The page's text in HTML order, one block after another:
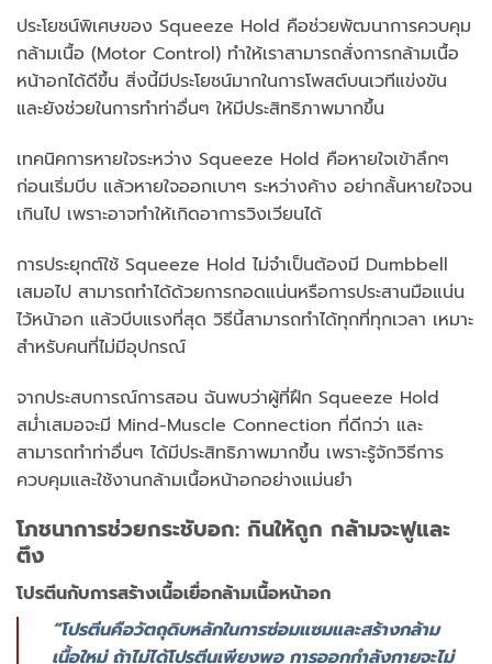
ประโยชน์พิเศษของ Squeeze Hold คือช่วยพัฒนาการควบคุม
กล้ามเนื้อ (Motor Control) ทำให้เราสามารถสั่งการกล้ามเนื้อ
หน้าอกได้ดีขึ้น สิ่งนี้มีประโยชน์มากในการโพสต์บนเวทีแข่งขัน
และยังช่วยในการทำท่าอื่นๆ ให้มีประสิทธิภาพมากขึ้น
เทคนิคการหายใจระหว่าง Squeeze Hold คือหายใจเข้าลึกๆ
ก่อนเริ่มบีบ แล้วหายใจออกเบาๆ ระหว่างค้าง อย่ากลั้นหายใจจน
เกินไป เพราะอาจทำให้เกิดอาการวิงเวียนได้
การประยุกต์ใช้ Squeeze Hold ไม่จำเป็นต้องมี Dumbbell
เสมอไป สามารถทำได้ด้วยการกอดแน่นหรือการประสานมือแน่น
ไว้หน้าอก แล้วบีบแรงที่สุด วิธีนี้สามารถทำได้ทุกที่ทุกเวลา เหมาะ
สำหรับคนที่ไม่มีอุปกรณ์
จากประสบการณ์การสอน ฉันพบว่าผู้ที่ฝึก Squeeze Hold
สม่ำเสมอจะมี Mind-Muscle Connection ที่ดีกว่า และ
สามารถทำท่าอื่นๆ ได้มีประสิทธิภาพมากขึ้น เพราะรู้จักวิธีการ
ควบคุมและใช้งานกล้ามเนื้อหน้าอกอย่างแม่นยำ
โภชนาการช่วยกระชับอก: กินให้ถูก กล้ามจะฟูและ
ตึง
โปรตีนกับการสร้างเนื้อเยื่อกล้ามเนื้อหน้าอก
“โปรตีนคือวัตถุดิบหลักในการซ่อมแซมและสร้างกล้าม
เนื้อใหม่ ถ้าไม่ได้โปรตีนเพียงพอ การออกกำลังกายจะไม่